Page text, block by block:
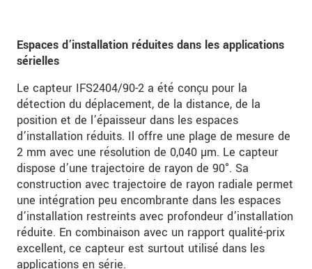
Espaces d’installation réduites dans les applications
sérielles
Le capteur IFS2404/90-2 a été conçu pour la
détection du déplacement, de la distance, de la
position et de l’épaisseur dans les espaces
d’installation réduits. Il offre une plage de mesure de
2 mm avec une résolution de 0,040 µm. Le capteur
dispose d’une trajectoire de rayon de 90°. Sa
construction avec trajectoire de rayon radiale permet
une intégration peu encombrante dans les espaces
d’installation restreints avec profondeur d’installation
réduite. En combinaison avec un rapport qualité-prix
excellent, ce capteur est surtout utilisé dans les
applications en série.